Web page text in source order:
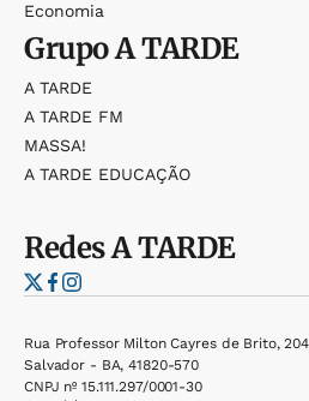
Economia
GrupoA TARDE
A TARDE
A TARDE FM
MASSA!
A TARDE EDUCAÇÃO
RedesA TARDE
Rua Professor Milton Cayres de Brito,
Salvador - BA, 41820-570
CNPJ nº 15.111.297/0001-30